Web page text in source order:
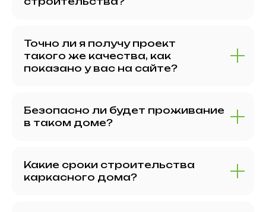
Точно ли я получу проект
такого же качества, как
показано у вас на сайте?
Безопасно ли будет проживание
в таком доме?
Какие сроки строительства
каркасного дома?